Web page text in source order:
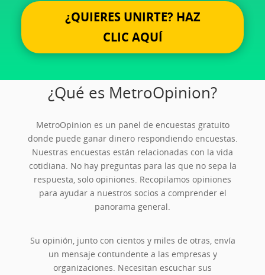
¿QUIERES UNIRTE? HAZ
CLIC AQUÍ
¿Qué es MetroOpinion?
MetroOpinion es un panel de encuestas gratuito
donde puede ganar dinero respondiendo encuestas.
Nuestras encuestas están relacionadas con la vida
cotidiana. No hay preguntas para las que no sepa la
respuesta, solo opiniones. Recopilamos opiniones
para ayudar a nuestros socios a comprender el
panorama general.
Su opinión, junto con cientos y miles de otras, envía
un mensaje contundente a las empresas y
organizaciones. Necesitan escuchar sus